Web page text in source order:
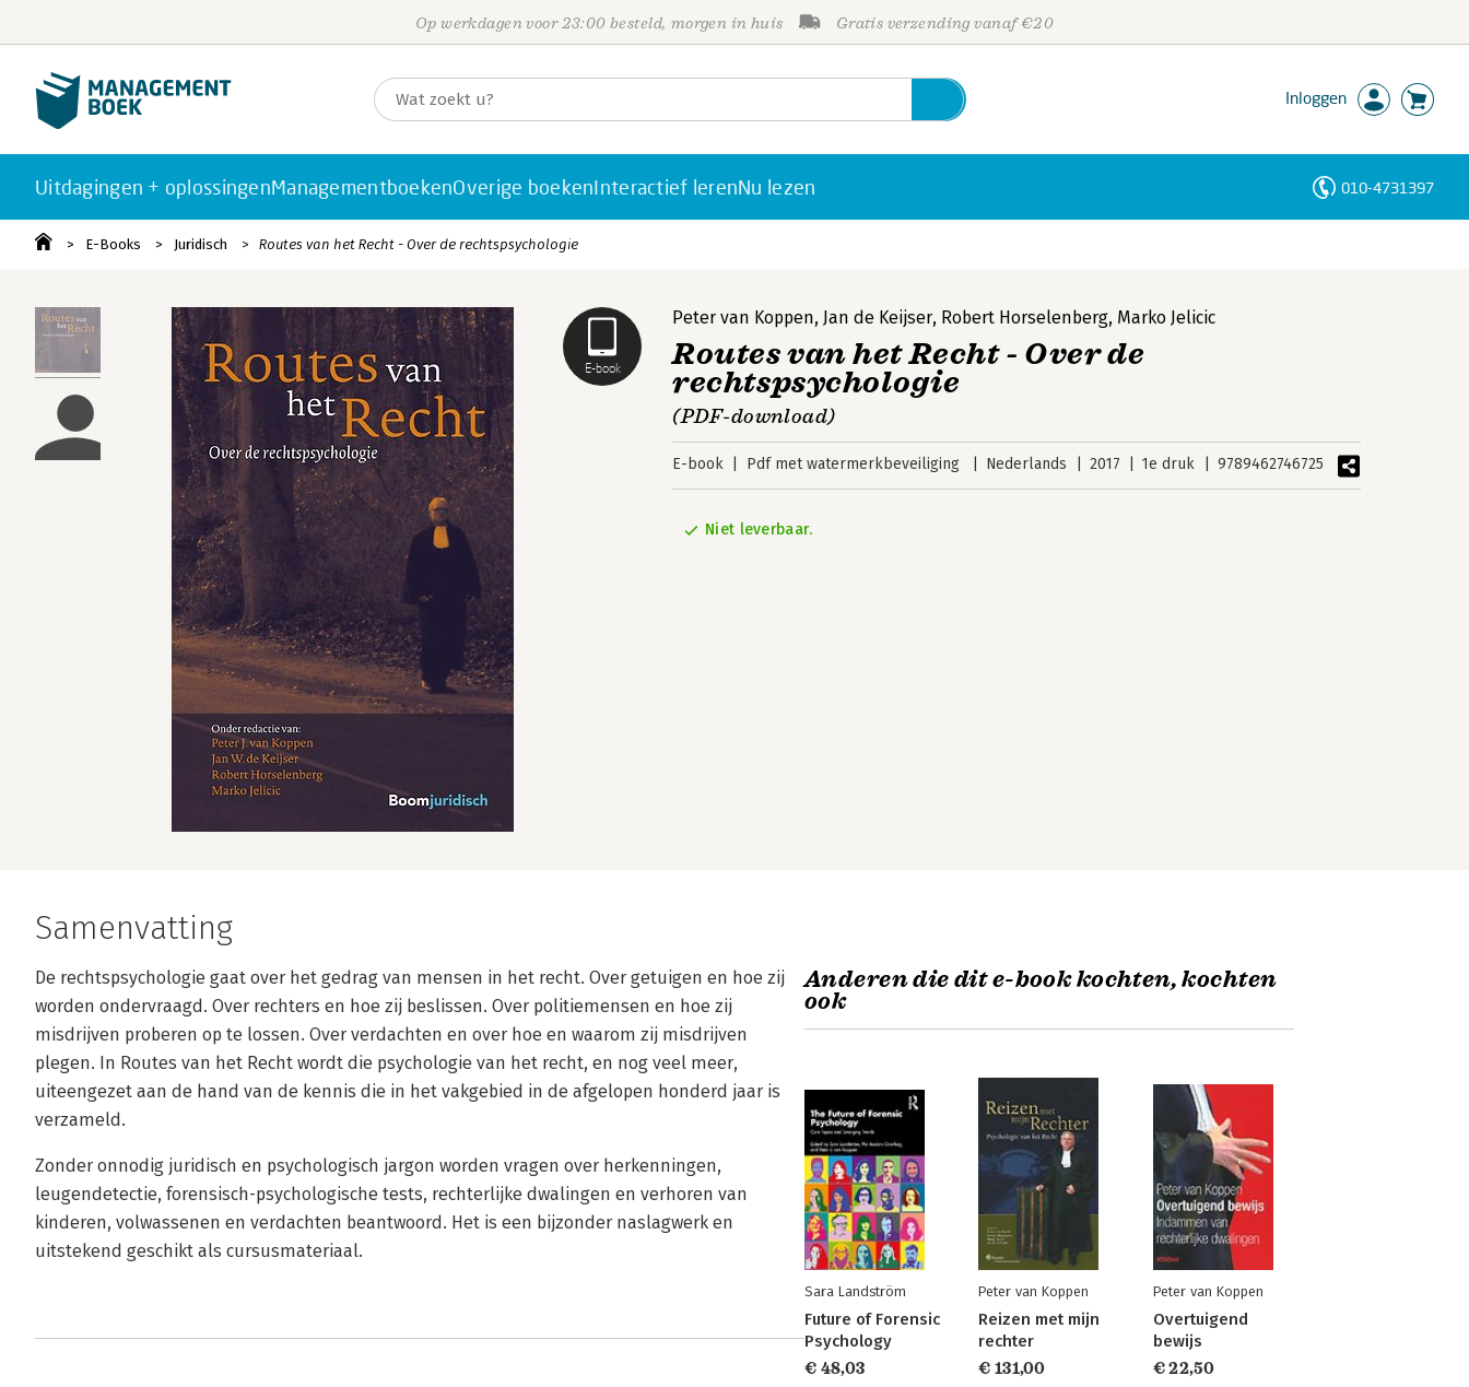
Op werkdagen voor 23:00 besteld, morgen in huis Gratis verzending vanaf €20
Inloggen
Uitdagingen + oplossingenManagementboekenOverige boekenInteractief lerenNu lezen 010-4731397
E-Books Juridisch Routes van het Recht - Over de rechtspsychologie
E-book
Peter van Koppen, Jan de Keijser, Robert Horselenberg, Marko Jelicic
Routes van het Recht - Over de
rechtspsychologie
(PDF-download)
E-book Pdf met watermerkbeveiliging Nederlands 2017 1e druk 9789462746725
Niet leverbaar.
Samenvatting
De rechtspsychologie gaat over het gedrag van mensen in het recht. Over getuigen en hoe zij
worden ondervraagd. Over rechters en hoe zij beslissen. Over politiemensen en hoe zij
misdrijven proberen op te lossen. Over verdachten en over hoe en waarom zij misdrijven
plegen. In Routes van het Recht wordt die psychologie van het recht, en nog veel meer,
uiteengezet aan de hand van de kennis die in het vakgebied in de afgelopen honderd jaar is
verzameld.
Zonder onnodig juridisch en psychologisch jargon worden vragen over herkenningen,
leugendetectie, forensisch-psychologische tests, rechterlijke dwalingen en verhoren van
kinderen, volwassenen en verdachten beantwoord. Het is een bijzonder naslagwerk en
uitstekend geschikt als cursusmateriaal.
Anderen die dit e-book kochten, kochten
ook
Sara Landström
Future of Forensic
Psychology
€ 48,03
Peter van Koppen
Reizen met mijn
rechter
€ 131,00
Peter van Koppen
Overtuigend
bewijs
€ 22,50
Personen